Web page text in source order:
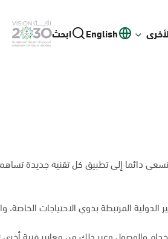
English ابحث
دائما إلى تطبيق كل تقنية جديدة
المرتبطة بذوي الاحتياجات الخاصة،